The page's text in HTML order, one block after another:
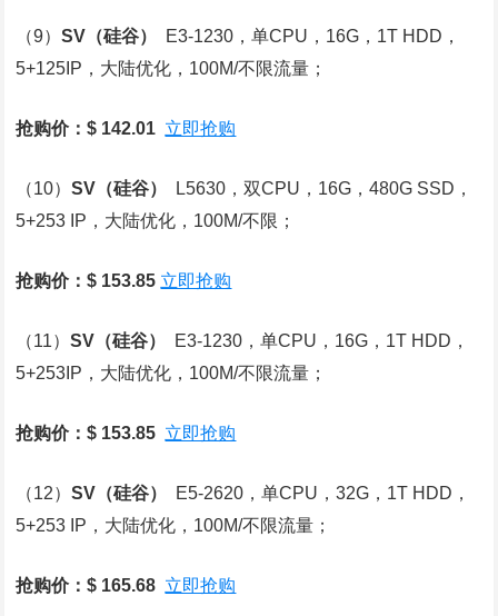
（9）SV （硅谷）
E3-1230，单CPU，16G，1T HDD，
5+125IP，大陆优化，100M/不限流量；
抢购价：$ 142.01 立即抢购
（10）SV （硅谷）
L5630，双CPU，16G，480G SSD，
5+253 IP，大陆优化，100M/不限；
抢购价：$ 153.85 立即抢购
（11）SV （硅谷）
E3-1230，单CPU，16G，1T HDD，
5+253IP，大陆优化，100M/不限流量；
抢购价：$ 153.85 立即抢购
（12）SV （硅谷）
E5-2620，单CPU，32G，1T HDD，
5+253 IP，大陆优化，100M/不限流量；
抢购价：$ 165.68 立即抢购